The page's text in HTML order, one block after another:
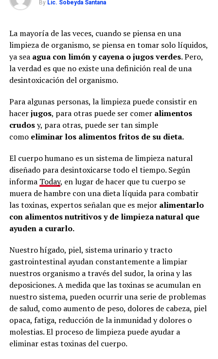
By Lic. Sobeyda Santana
La mayoría de las veces, cuando se piensa en una
limpieza de organismo, se piensa en tomar solo líquidos,
ya sea agua con limón y cayena o jugos verdes. Pero,
la verdad es que no existe una definición real de una
desintoxicación del organismo.
Para algunas personas, la limpieza puede consistir en
hacerjugos, para otras puede ser comer alimentos
crudosy, para otras, puede ser tan simple
como eliminar los alimentos fritos de su dieta.
El cuerpo humano es un sistema de limpieza natural
diseñado para desintoxicarse todo el tiempo. Según
informa Today, en lugar de hacer que tu cuerpo se
muera de hambre con una dieta líquida para combatir
las toxinas, expertos señalan que es mejor alimentarlo
con alimentos nutritivos y de limpieza natural que
ayuden a curarlo.
Nuestro hígado, piel, sistema urinario y tracto
gastrointestinal ayudan constantemente a limpiar
nuestros organismo a través del sudor, la orina y las
deposiciones. A medida que las toxinas se acumulan en
nuestro sistema, pueden ocurrir una serie de problemas
de salud, como aumento de peso, dolores de cabeza, piel
opaca, fatiga, reducción de la inmunidad y dolores o
molestias. El proceso de limpieza puede ayudar a
eliminar estas toxinas del cuerpo.